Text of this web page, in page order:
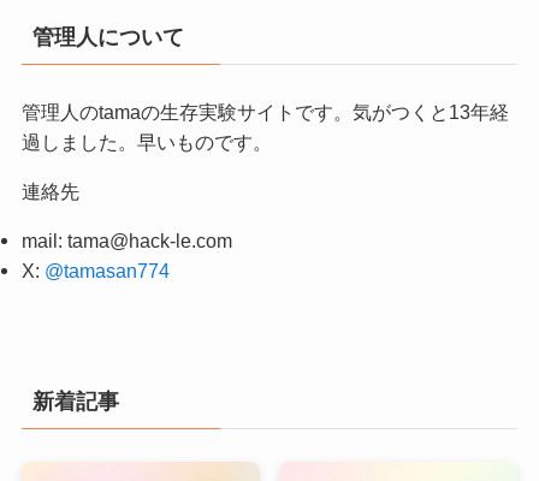
管理人について
管理人のtamaの生存実験サイトです。気がつくと13年経
過しました。早いものです。
連絡先
mail: tama@hack-le.com
X: @tamasan774
新着記事